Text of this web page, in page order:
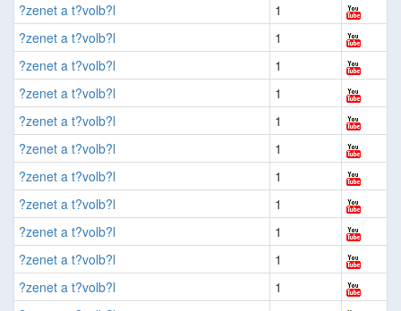
?zenet a t?volb?l
1
?zenet a t?volb?l
1
?zenet a t?volb?l
1
?zenet a t?volb?l
1
?zenet a t?volb?l
1
?zenet a t?volb?l
1
?zenet a t?volb?l
1
?zenet a t?volb?l
1
?zenet a t?volb?l
1
?zenet a t?volb?l
1
?zenet a t?volb?l
1